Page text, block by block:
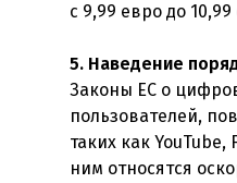
с 9,99 евро до
5. Наведение
Законы ЕС о
пользователей,
таких как
ним относятся